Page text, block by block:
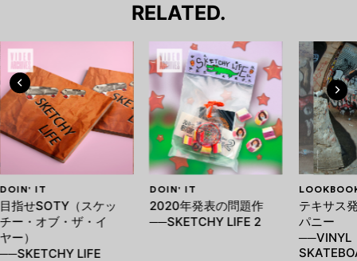
RELATED.
DOIN' IT
目指せSOTY（スケッ
チー・オブ・ザ・イ
ヤー）
──SKETCHY LIFE
DOIN' IT
2020年発表の問題作
──SKETCHY LIFE 2
テキサス
パニー
──VINYL